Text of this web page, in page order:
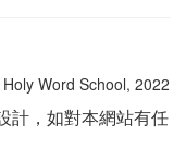
Word School, 2022
計，如對本網站有任